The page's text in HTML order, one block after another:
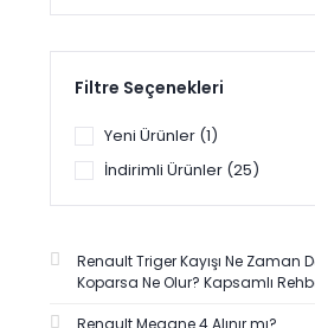
ÜÇEL (2)
BRAXIS (1)
FİLTRE SETİ (1)
GATES (1)
KALE BALATA (1)
Filtre Seçenekleri
Yeni Ürünler (1)
İndirimli Ürünler (25)
Renault Triger Kayışı Ne Zaman
Koparsa Ne Olur? Kapsamlı
Renault Megane 4 Alınır mı?